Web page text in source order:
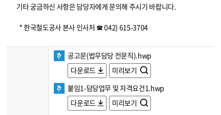
기타 궁금하신 사항은 담당자에게 문의해 주시기 바랍니다.
* 한국철도공사 본사 인사처 ☎ 042) 615-3704
공고문(법무담당 전문직).hwp
다운로드
미리보기
붙임1-담당업무 및 자격요건1.hwp
다운로드
미리보기